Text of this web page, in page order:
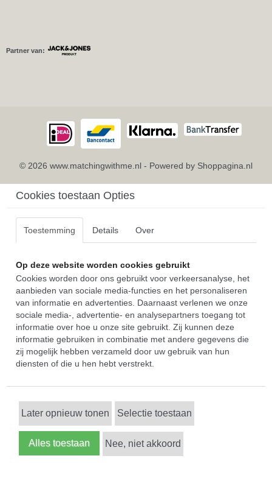
Partner van:
© 2026 www.matchingwithme.nl - Powered by Shoppagina.nl
Cookies toestaan Opties
Toestemming Details Over
Op deze website worden cookies gebruikt
Cookies worden door ons gebruikt voor verkeersanalyse, het
aanbieden van sociale media-functies en het personaliseren
van informatie en advertenties. Daarnaast verlenen we onze
sociale media-, advertentie- en analysepartners toegang tot
informatie over hoe u onze site gebruikt. Zij kunnen deze
informatie gebruiken in combinatie met andere gegevens die
zij mogelijk hebben verzameld door uw gebruik van hun
diensten of die u hen hebt verstrekt.
Later opnieuw tonen Selectie toestaan
Alles toestaan Nee, niet akkoord